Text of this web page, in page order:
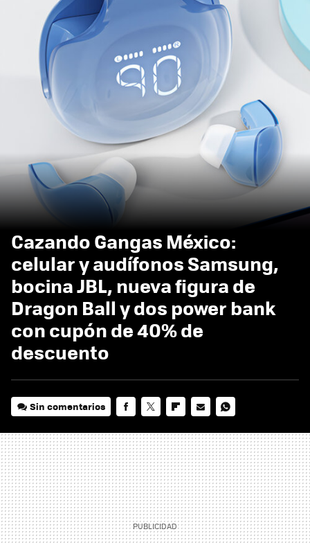
Cazando Gangas México:
celular y audífonos Samsung,
bocina JBL, nueva figura de
Dragon Ball y dos power bank
con cupón de 40% de
descuento
Sin comentarios
MAIL